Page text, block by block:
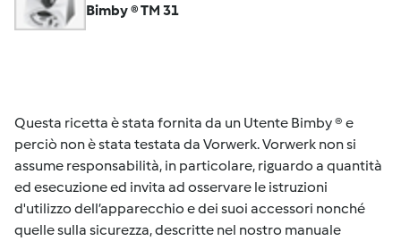
Bimby ® TM 31
Questa ricetta è stata fornita da un Utente Bimby ® e
perciò non è stata testata da Vorwerk. Vorwerk non si
assume responsabilità, in particolare, riguardo a quantità
ed esecuzione ed invita ad osservare le istruzioni
d'utilizzo dell’apparecchio e dei suoi accessori nonché
quelle sulla sicurezza, descritte nel nostro manuale